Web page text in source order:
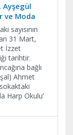
Ayşegül
ve Moda
sayısının
31 Mart,
İzzet
tarihtir.
bağlı
Ahmet
Harp Okulu’